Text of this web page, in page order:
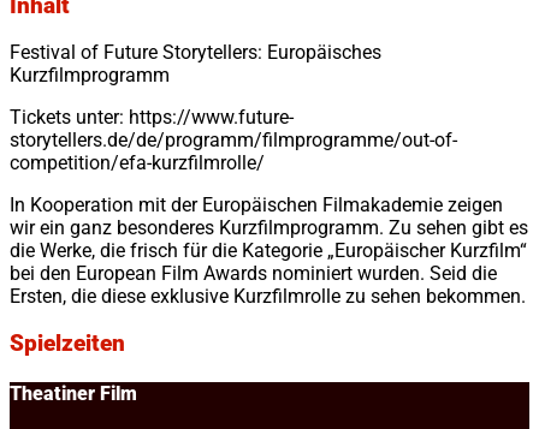
Inhalt
Festival of Future Storytellers: Europäisches
Kurzfilmprogramm
Tickets unter: https://www.future-
storytellers.de/de/programm/filmprogramme/out-of-
competition/efa-kurzfilmrolle/
In Kooperation mit der Europäischen Filmakademie zeigen
wir ein ganz besonderes Kurzfilmprogramm. Zu sehen gibt es
die Werke, die frisch für die Kategorie „Europäischer Kurzfilm“
bei den European Film Awards nominiert wurden. Seid die
Ersten, die diese exklusive Kurzfilmrolle zu sehen bekommen.
Spielzeiten
Theatiner Film